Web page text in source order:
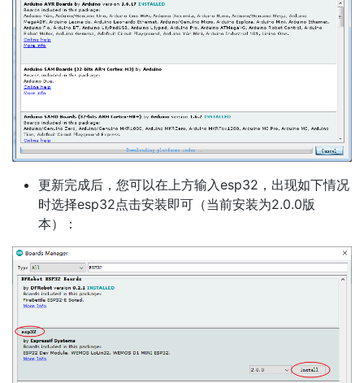
更新完成后，您可以在上方输入esp32，出现如下情况
时选择esp32点击安装即可（当前安装为2.0.0版
本）：